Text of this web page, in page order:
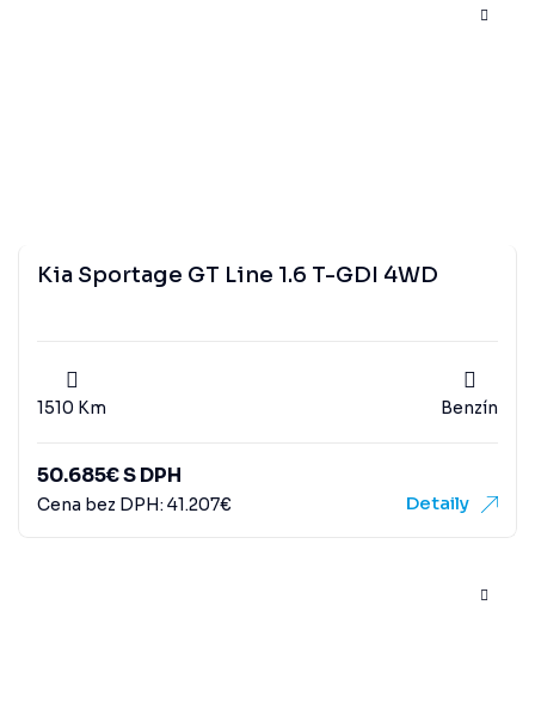
Kia Sportage GT Line 1.6 T-GDI 4WD
1510 Km Benzín
50.685€S DPH
Cena bez DPH: 41.207€ Detaily